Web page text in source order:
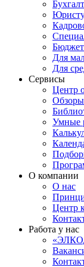
Для
Для
Сервисы
Центр
Умные
О компании
О нас
Центр
Работа у нас